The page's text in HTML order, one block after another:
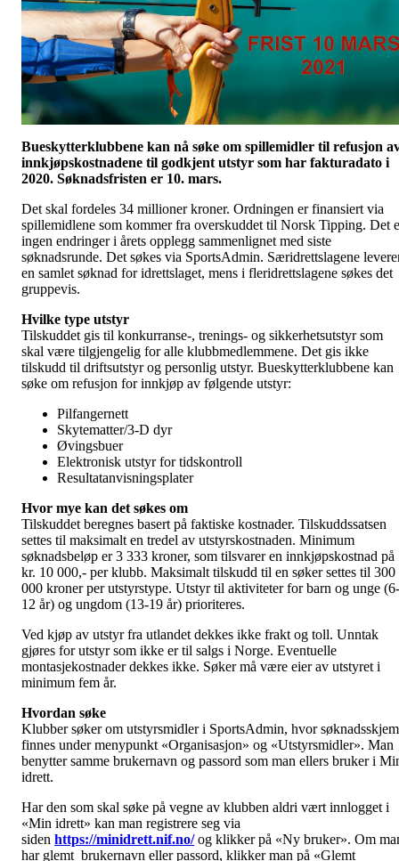
Bueskytterklubbene kan nå søke om spillemidler til refusjon
innkjøpskostnadene til godkjent utstyr som har fakturadato i
2020. Søknadsfristen er 10. mars.
Det skal fordeles 34 millioner kroner. Ordningen er finansiert via
spillemidlene som kommer fra overskuddet til Norsk Tipping. Det
ingen endringer i årets opplegg sammenlignet med siste
søknadsrunde. Det søkes via SportsAdmin. Særidrettslagene
en samlet søknad for idrettslaget, mens i fleridrettslagene søkes det
gruppevis.
Hvilke type utstyr
Tilskuddet gis til konkurranse-, trenings- og sikkerhetsutstyr som
skal være tilgjengelig for alle klubbmedlemmene. Det gis ikke
tilskudd til driftsutstyr og personlig utstyr. Bueskytterklubbene kan
søke om refusjon for innkjøp av følgende utstyr:
Pilfangernett
Skytematter/3-D dyr
Øvingsbuer
Elektronisk utstyr for tidskontroll
Resultatanvisningsplater
Hvor mye kan det søkes om
Tilskuddet beregnes basert på faktiske kostnader. Tilskuddssatsen
settes til maksimalt en tredel av utstyrskostnaden. Minimum
søknadsbeløp er 3 333 kroner, som tilsvarer en innkjøpskostnad på
kr. 10 000,- per klubb. Maksimalt tilskudd til en søker settes til 300
000 kroner per utstyrstype. Utstyr til aktiviteter for barn og unge (6-
12 år) og ungdom (13-19 år) prioriteres.
Ved kjøp av utstyr fra utlandet dekkes ikke frakt og toll. Unntak
gjøres for utstyr som ikke er til salgs i Norge. Eventuelle
montasjekostnader dekkes ikke. Søker må være eier av utstyret i
minimum fem år.
Hvordan søke
Klubber søker om utstyrsmidler i SportsAdmin, hvor
finnes under menypunkt «Organisasjon» og «Utstyrsmidler». Man
benytter samme brukernavn og passord som man ellers bruker i
idrett.
Har den som skal søke på vegne av klubben aldri vært innlogget i
«Min idrett» kan man registrere seg via
siden https://minidrett.nif.no/og klikker på «Ny bruker». Om
har glemt brukernavn eller passord, klikker man på «Glemt